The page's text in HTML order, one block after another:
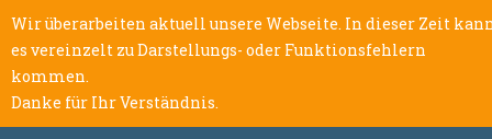
Wir überarbeiten aktuell unsere Webseite. In dieser Zeit
es vereinzelt zu Darstellungs- oder Funktionsfehlern
kommen.
Danke für Ihr Verständnis.